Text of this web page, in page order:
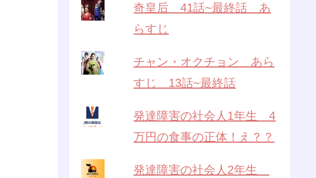
奇皇后 41話~最終話 あ
らすじ
チャン・オクチョン あら
すじ 13話~最終話
発達障害の社会人1年生 4
万円の食事の正体！え？？
発達障害の社会人2年生